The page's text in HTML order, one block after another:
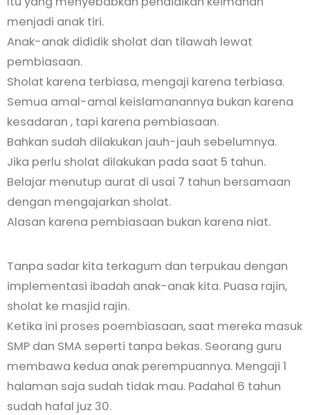
menjadi anak tiri.
Anak-anak dididik sholat dan tilawah lewat
pembiasaan.
Sholat karena terbiasa, mengaji karena terbiasa.
Semua amal-amal keislamanannya bukan karena
kesadaran , tapi karena pembiasaan.
Bahkan sudah dilakukan jauh-jauh sebelumnya.
Jika perlu sholat dilakukan pada saat 5 tahun.
Belajar menutup aurat di usai 7 tahun bersamaan
dengan mengajarkan sholat.
Alasan karena pembiasaan bukan karena niat.
Tanpa sadar kita terkagum dan terpukau dengan
implementasi ibadah anak-anak kita. Puasa rajin,
sholat ke masjid rajin.
Ketika ini proses poembiasaan, saat mereka masuk
SMP dan SMA seperti tanpa bekas. Seorang guru
membawa kedua anak perempuannya. Mengaji 1
halaman saja sudah tidak mau. Padahal 6 tahun
sudah hafal juz 30.